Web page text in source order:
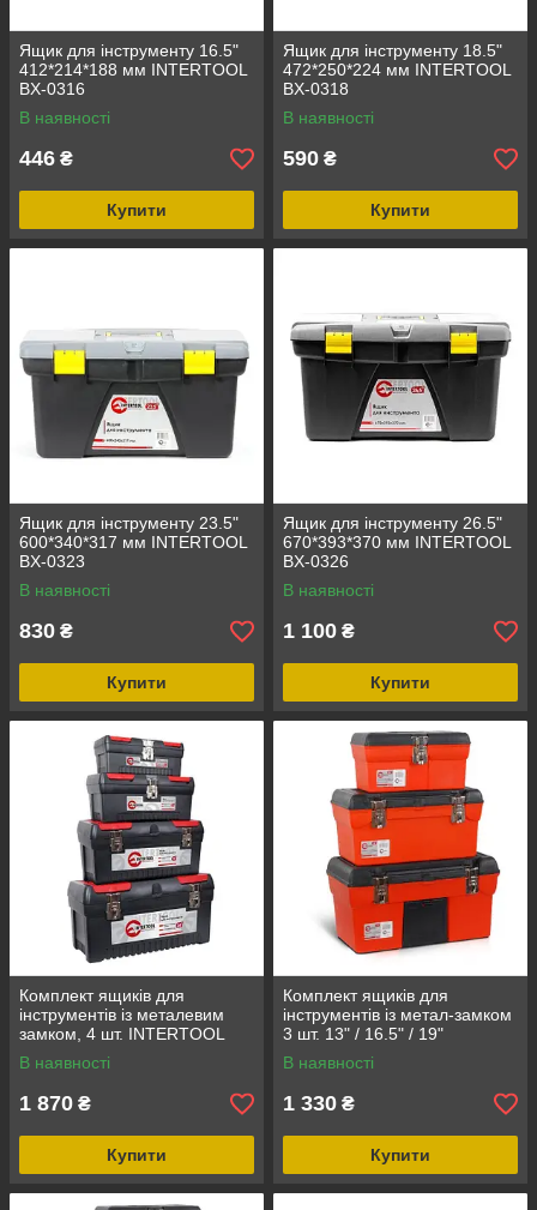
Ящик для інструменту 16.5"
412*214*188 мм INTERTOOL
BX-0316
В наявності
446 ₴
Купити
Ящик для інструменту 18.5"
472*250*224 мм INTERTOOL
BX-0318
В наявності
590 ₴
Купити
Ящик для інструменту 23.5"
600*340*317 мм INTERTOOL
BX-0323
В наявності
830 ₴
Купити
Ящик для інструменту 26.5"
670*393*370 мм INTERTOOL
BX-0326
В наявності
1 100 ₴
Купити
Комплект ящиків для
інструментів із металевим
замком, 4 шт. INTERTOOL
BX-0004
В наявності
1 870 ₴
Купити
Комплект ящиків для
інструментів із метал-замком
3 шт. 13" / 16.5" / 19"
INTERTOOL BX-0006
В наявності
1 330 ₴
Купити